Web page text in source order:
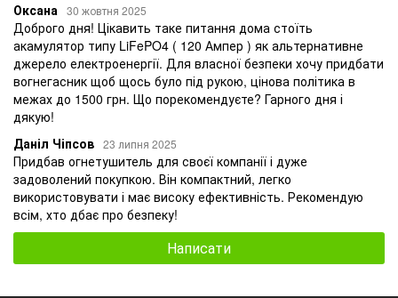
Оксана 30 жовтня 2025
Доброго дня! Цікавить таке питання дома стоїть
акамулятор типу LiFePO4 ( 120 Ампер ) як альтернативне
джерело електроенергії. Для власної безпеки хочу придбати
вогнегасник щоб щось було під рукою, цінова політика в
межах до 1500 грн. Що порекомендуєте? Гарного дня і
дякую!
Даніл Чіпсов 23 липня 2025
Придбав огнетушитель для своєї компанії і дуже
задоволений покупкою. Він компактний, легко
використовувати і має високу ефективність. Рекомендую
всім, хто дбає про безпеку!
Написати